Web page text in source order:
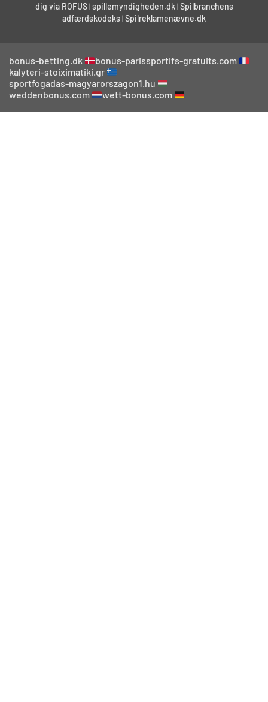
dig via ROFUS|spillemyndigheden.dk|Spilbranchens
adfærdskodeks|Spilreklamenævne.dk
bonus-betting.dk
bonus-parissportifs-gratuits.com
kalyteri-stoiximatiki.gr
sportfogadas-magyarorszagon1.hu
weddenbonus.com
wett-bonus.com